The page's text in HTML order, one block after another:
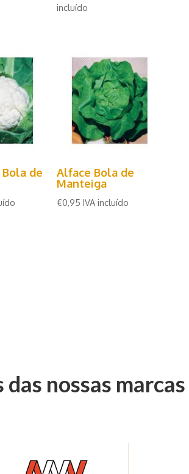
incluído
Bola de
Alface Bola de
Manteiga
€0,95 IVA incluído
nossas marcas